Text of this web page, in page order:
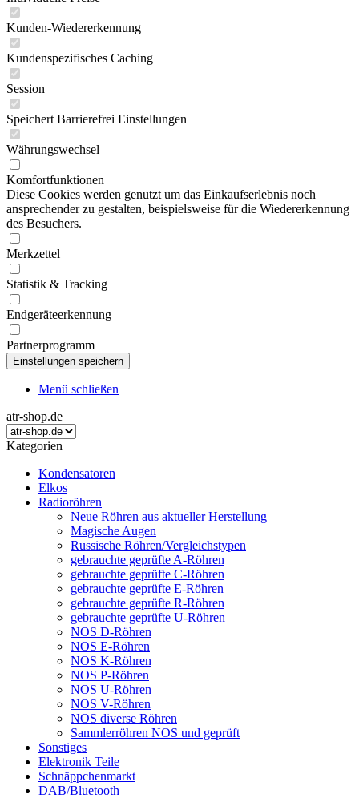
Kunden-Wiedererkennung
Kundenspezifisches Caching
Session
Speichert Barrierefrei Einstellungen
Währungswechsel
Komfortfunktionen
Diese Cookies werden genutzt um das Einkaufserlebnis noch
ansprechender zu gestalten, beispielsweise für die Wiedererkennung
des Besuchers.
Merkzettel
Statistik & Tracking
Endgeräteerkennung
Partnerprogramm
Menü schließen
atr-shop.de
Kategorien
Kondensatoren
Elkos
Radioröhren
Neue Röhren aus aktueller Herstellung
Magische Augen
Russische Röhren/Vergleichstypen
gebrauchte geprüfte A-Röhren
gebrauchte geprüfte C-Röhren
gebrauchte geprüfte E-Röhren
gebrauchte geprüfte R-Röhren
gebrauchte geprüfte U-Röhren
NOS D-Röhren
NOS E-Röhren
NOS K-Röhren
NOS P-Röhren
NOS U-Röhren
NOS V-Röhren
NOS diverse Röhren
Sammlerröhren NOS und geprüft
Sonstiges
Elektronik Teile
Schnäppchenmarkt
DAB/Bluetooth